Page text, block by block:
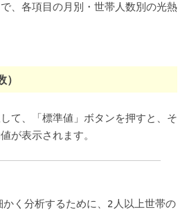
、各項目の月別・世帯人数別の光熱
て、「標準値」ボタンを押すと、そ
が表示されます。
く分析するために、2人以上世帯の